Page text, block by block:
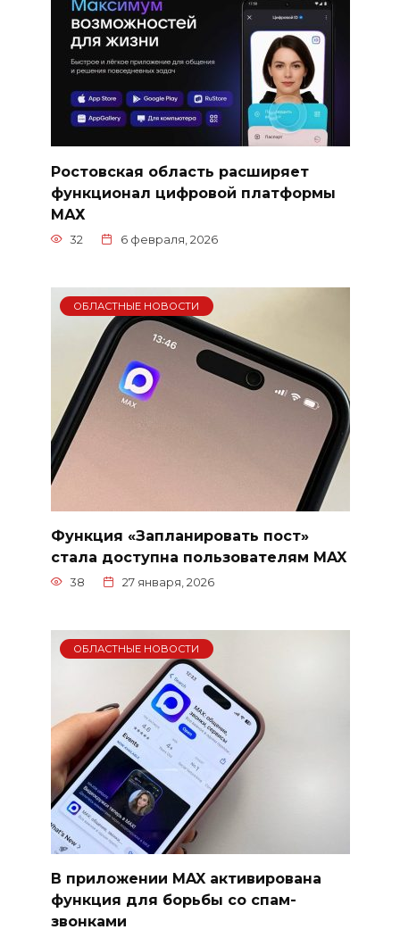
Ростовская область расширяет
функционал цифровой платформы
МАХ
32 6 февраля, 2026
ОБЛАСТНЫЕ НОВОСТИ
Функция «Запланировать пост»
стала доступна пользователям MAX
38 27 января, 2026
ОБЛАСТНЫЕ НОВОСТИ
В приложении MAX активирована
функция для борьбы со спам-
звонками